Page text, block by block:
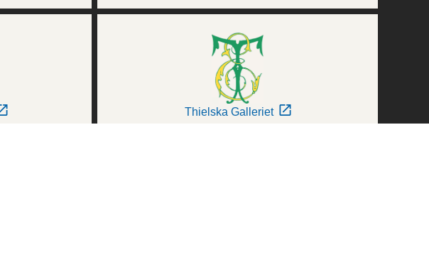
Thielska Galleriet